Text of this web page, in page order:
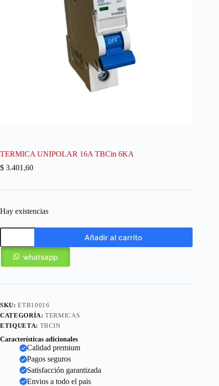
TERMICA UNIPOLAR 16A TBCin 6KA
$ 3.401,60
Hay existencias
Añadir al carrito
whatsapp
SKU:ETB10016
CATEGORÍA:TERMICAS
ETIQUETA: TBCIN
Características adicionales
Calidad premium
Pagos seguros
Satisfacción garantizada
Envios a todo el pais